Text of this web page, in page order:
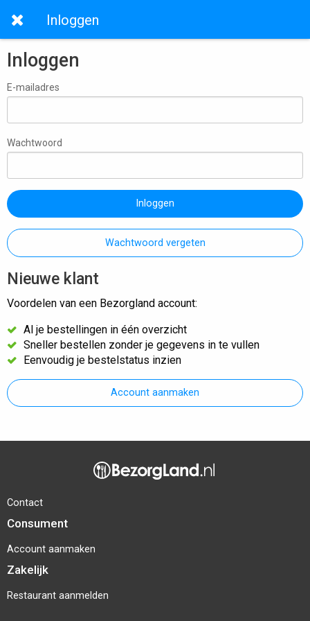
Inloggen
Inloggen
E-mailadres
Wachtwoord
Inloggen
Wachtwoord vergeten
Nieuwe klant
Voordelen van een Bezorgland account:
Al je bestellingen in één overzicht
Sneller bestellen zonder je gegevens in te vullen
Eenvoudig je bestelstatus inzien
Account aanmaken
Contact
Consument
Account aanmaken
Zakelijk
Restaurant aanmelden